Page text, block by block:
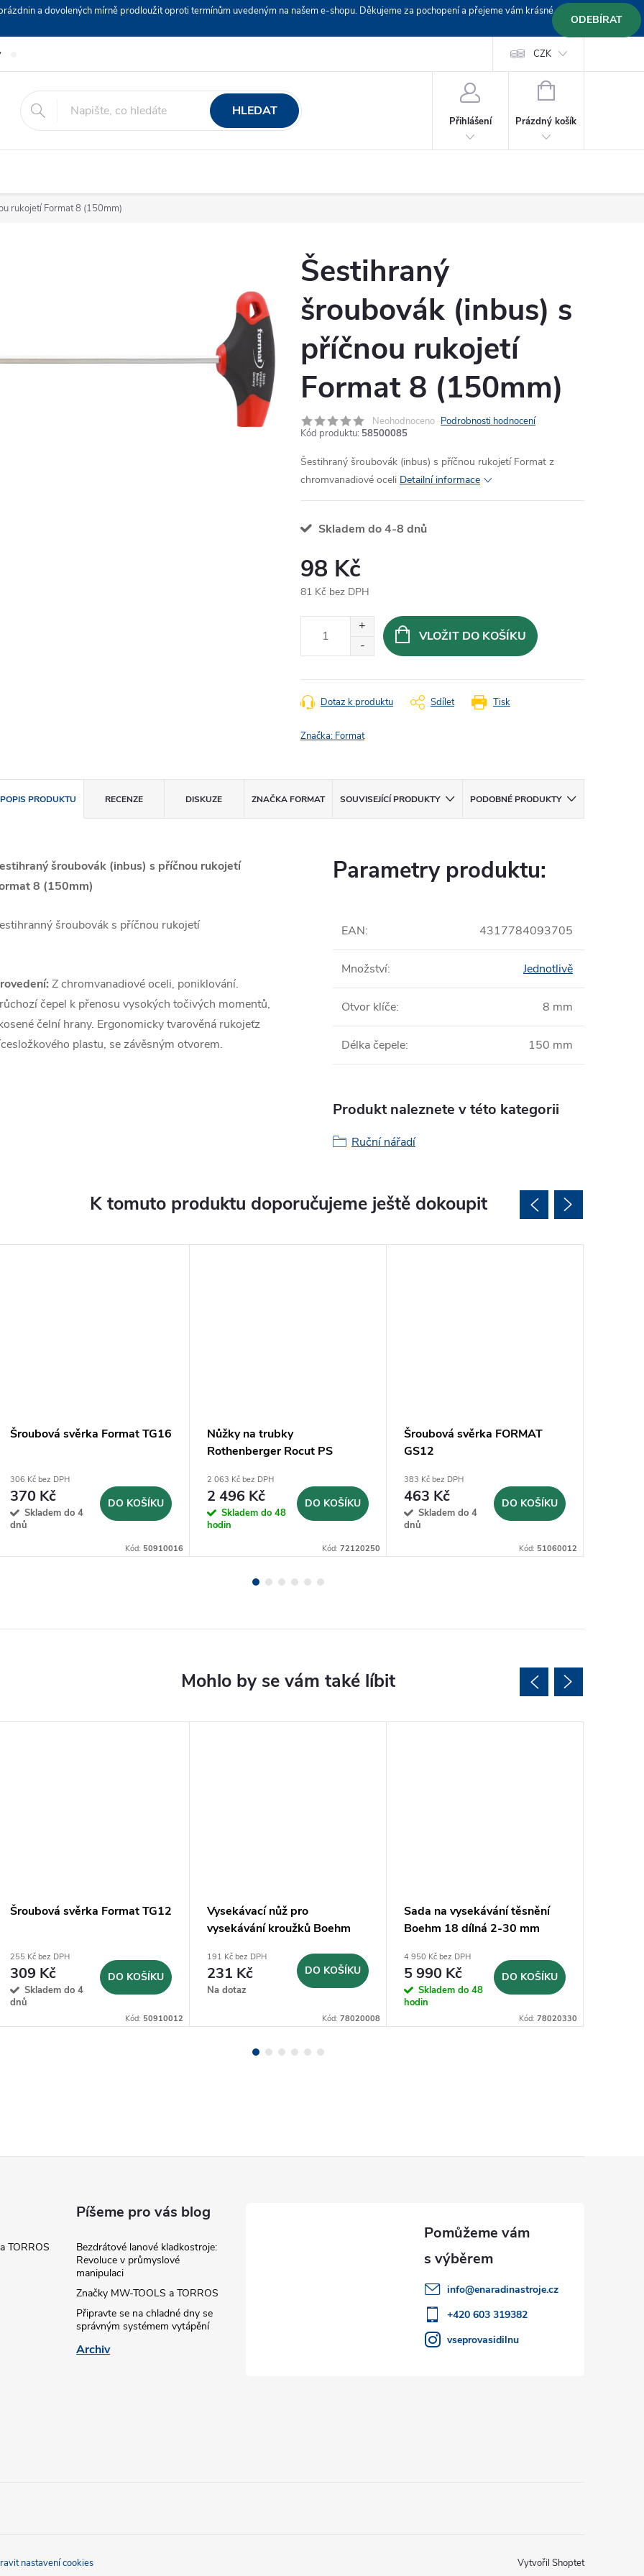
a dovolených mírně prodloužit oproti termínům uvedeným na našem e-shopu. Děkujeme za pochopení a přejeme vám krásné
Platba GoPay +420 603 319382
CZK
HLEDAT
Přihlášení
NÁKUPNÍ
Prázdný košík
rukojetí Format 8 (150mm)
ODEBÍRAT
Šestihraný
šroubovák (inbus) s
příčnou rukojetí
Format 8 (150mm)
Neohodnoceno Podrobnosti hodnocení
Kód produktu: 58500085
Šestihraný šroubovák (inbus) s příčnou rukojetí Format z
chromvanadiové oceli Detailní informace
Skladem do 4-8 dnů
98 Kč
81 Kč bez DPH
VLOŽIT DO KOŠÍKU
Tisk
Dotaz k produktu Sdílet
Značka: Format
POPIS PRODUKTU RECENZE DISKUZE ZNAČKA FORMAT SOUVISEJÍCÍ PRODUKTY PODOBNÉ PRODUKTY
šroubovák (inbus) s příčnou rukojetí
8 (150mm)
šroubovák s příčnou rukojetí
Z chromvanadiové oceli, poniklování.
čepel k přenosu vysokých točivých momentů,
čelní hrany. Ergonomicky tvarověná rukojeťz
plastu, se závěsným otvorem.
Parametry produktu:
EAN: 4317784093705
Množství: Jednotlivě
Otvor klíče: 8 mm
Délka čepele: 150 mm
Produkt naleznete v této kategorii
Ruční nářadí
K tomuto produktu doporučujeme ještě dokoupit
Šroubová svěrka Format TG16
306 Kč bez DPH
370 Kč
Skladem do 4
dnů
DO KOŠÍKU
Kód: 50910016
Nůžky na trubky
Rothenberger Rocut PS
2 063 Kč bez DPH
2 496 Kč
Skladem do 48
hodin
DO KOŠÍKU
Kód: 72120250
Šroubová svěrka FORMAT
GS12
383 Kč bez DPH
463 Kč
Skladem do 4
dnů
DO KOŠÍKU
Kód: 51060012
Šroubová svěrka Format TG12
255 Kč bez DPH
309 Kč
Skladem do 4
dnů
DO KOŠÍKU
Kód: 50910012
Vysekávací nůž pro
vysekávání kroužků Boehm
191 Kč bez DPH
231 Kč
Na dotaz
DO KOŠÍKU
Kód: 78020008
Sada na vysekávání těsnění
Boehm 18 dílná 2-30 mm
4 950 Kč bez DPH
5 990 Kč
Skladem do 48
hodin
DO KOŠÍKU
Kód: 78020330
TORROS
Píšeme pro vás blog
Bezdrátové lanové kladkostroje:
Revoluce v průmyslové
manipulaci
Značky MW-TOOLS a TORROS
Připravte se na chladné dny se
správným systémem vytápění
Archiv
info@enaradinastroje.cz
+420 603 319382
vseprovasidilnu
Vytvořil Shoptet
nastavení cookies